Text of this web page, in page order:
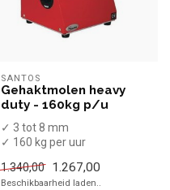
SANTOS
Gehaktmolen heavy
duty - 160kg p/u
✓ 3 tot 8 mm
✓ 160 kg per uur
✓ 230 Volt
1.340,00 1.267,00
Beschikbaarheid laden..